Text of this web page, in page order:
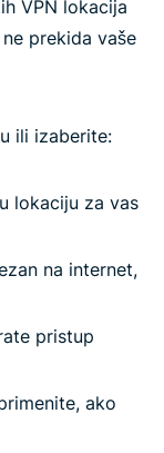
VPN lokacija
prekida vaše
ili izaberite:
lokaciju za vas
na internet,
pristup
ako